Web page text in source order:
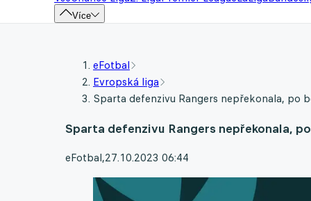
Více
eFotbal
Evropská liga
Sparta defenzivu Rangers nepřekonala, po
Sparta defenzivu Rangers nepřekonala,
eFotbal,27.10.2023 06:44